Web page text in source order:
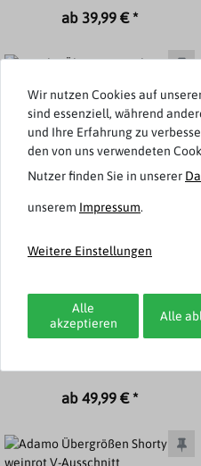
ab 39,99 € *
Ceceba
Übergrößen Shorty
ab 49,99 € *
Wir nutzen Cookies auf
sind essenziell, während
und Ihre Erfahrung zu
den von uns verwendeten
Nutzer finden Sie in unserer
unserem Impressum.
Weitere Einstellungen
Alle
akzeptieren
Alle